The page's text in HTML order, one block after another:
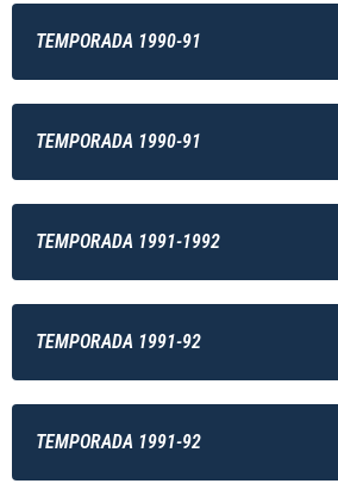
TEMPORADA 1990-91
TEMPORADA 1990-91
TEMPORADA 1991-1992
TEMPORADA 1991-92
TEMPORADA 1991-92